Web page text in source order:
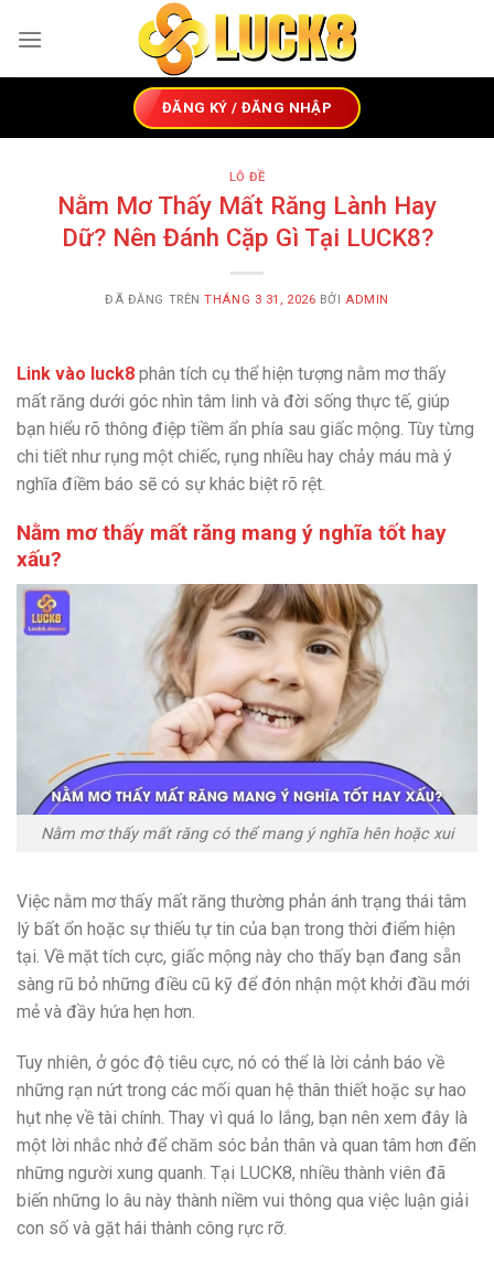
đến
ĐĂNG KÝ / ĐĂNG NHẬP
LÔ ĐỀ
Nằm Mơ Thấy Mất Răng Lành Hay
Dữ? Nên Đánh Cặp Gì Tại LUCK8?
ĐÃ ĐĂNG TRÊNTHÁNG 3 31, 2026 BỞI ADMIN
Link vào luck8 phân tích cụ thể hiện tượng nằm mơ thấy
mất răng dưới góc nhìn tâm linh và đời sống thực tế, giúp
bạn hiểu rõ thông điệp tiềm ẩn phía sau giấc mộng. Tùy từng
chi tiết như rụng một chiếc, rụng nhiều hay chảy máu mà ý
nghĩa điềm báo sẽ có sự khác biệt rõ rệt.
Nằm mơ thấy mất răng mang ý nghĩa tốt hay
xấu?
Nằm mơ thấy mất răng có thể mang ý nghĩa hên hoặc xui
Việc nằm mơ thấy mất răng thường phản ánh trạng thái tâm
lý bất ổn hoặc sự thiếu tự tin của bạn trong thời điểm hiện
tại. Về mặt tích cực, giấc mộng này cho thấy bạn đang sẵn
sàng rũ bỏ những điều cũ kỹ để đón nhận một khởi đầu mới
mẻ và đầy hứa hẹn hơn.
Tuy nhiên, ở góc độ tiêu cực, nó có thể là lời cảnh báo về
những rạn nứt trong các mối quan hệ thân thiết hoặc sự hao
hụt nhẹ về tài chính. Thay vì quá lo lắng, bạn nên xem đây là
một lời nhắc nhở để chăm sóc bản thân và quan tâm hơn đến
những người xung quanh. Tại LUCK8, nhiều thành viên đã
biến những lo âu này thành niềm vui thông qua việc luận giải
con số và gặt hái thành công rực rỡ.